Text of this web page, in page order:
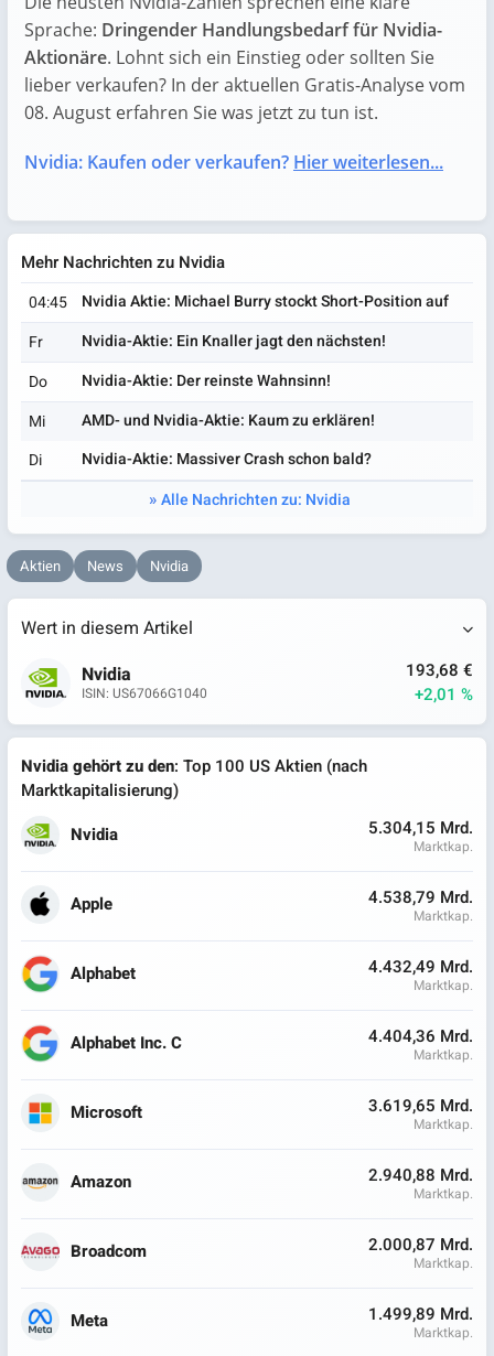
Sprache: Dringender Handlungsbedarf für Nvidia-
Aktionäre. Lohnt sich ein Einstieg oder sollten Sie
lieber verkaufen? In der aktuellen Gratis-Analyse vom
08. August erfahren Sie was jetzt zu tun ist.
Nvidia: Kaufen oder verkaufen? Hier weiterlesen...
Mehr Nachrichten zu Nvidia
04:45
Nvidia Aktie: Michael Burry stockt Short-Position auf
Fr
Nvidia-Aktie: Ein Knaller jagt den nächsten!
Do
Nvidia-Aktie: Der reinste Wahnsinn!
Mi
AMD- und Nvidia-Aktie: Kaum zu erklären!
Di
Nvidia-Aktie: Massiver Crash schon bald?
Alle Nachrichten zu: Nvidia
Aktien News Nvidia
Wert in diesem Artikel
Nvidia
ISIN: US67066G1040
193,68 €
+2,01 %
Nvidia gehört zu den: Top 100 US Aktien (nach
Marktkapitalisierung)
Nvidia
5.304,15 Mrd.
Marktkap.
Apple 4.538,79 Mrd.
Marktkap.
Alphabet 4.432,49 Mrd.
Marktkap.
Alphabet Inc. C 4.404,36 Mrd.
Marktkap.
Microsoft 3.619,65 Mrd.
Marktkap.
Amazon 2.940,88 Mrd.
Marktkap.
Broadcom 2.000,87 Mrd.
Marktkap.
Meta 1.499,89 Mrd.
Marktkap.